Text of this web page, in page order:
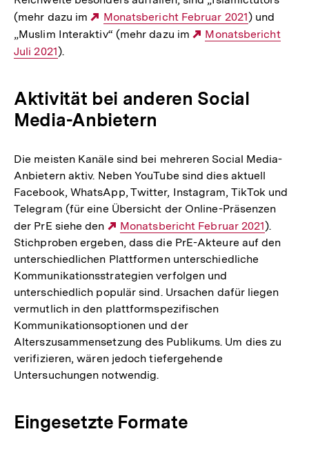
(mehr dazu im
Externer
Link:
Monatsbericht Februar 2021) und
„Muslim Interaktiv“ (mehr dazu im
Externer
Monatsbericht
Juli 2021).
Aktivität bei anderen Social
Media-Anbietern
Die meisten Kanäle sind bei mehreren Social Media-
Anbietern aktiv. Neben YouTube sind dies aktuell
Facebook, WhatsApp, Twitter, Instagram, TikTok und
Telegram (für eine Übersicht der Online-Präsenzen
der PrE siehe den
Externer
Link:
Monatsbericht Februar 2021).
Stichproben ergeben, dass die PrE-Akteure auf den
unterschiedlichen Plattformen unterschiedliche
Kommunikationsstrategien verfolgen und
unterschiedlich populär sind. Ursachen dafür liegen
vermutlich in den plattformspezifischen
Kommunikationsoptionen und der
Alterszusammensetzung des Publikums. Um dies zu
verifizieren, wären jedoch tiefergehende
Untersuchungen notwendig.
Eingesetzte Formate